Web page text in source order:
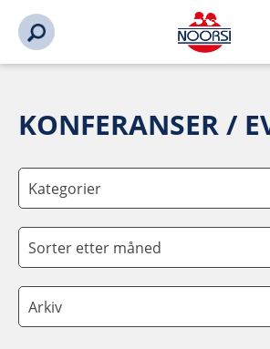
KONFERANSER /
Kategorier
Sorter etter måned
Arkiv